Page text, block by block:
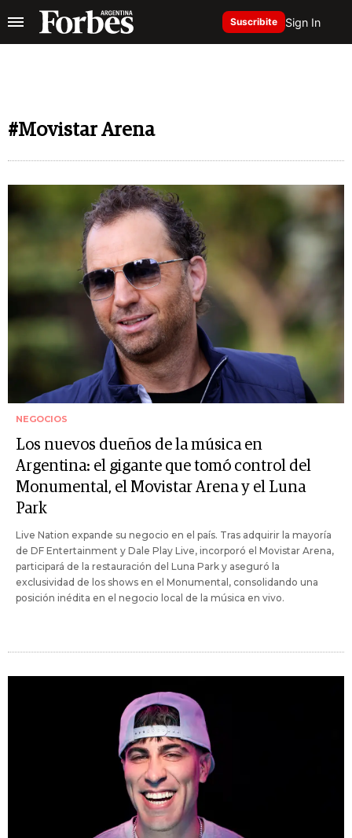
Suscribite Sign In
#Movistar Arena
NEGOCIOS
Los nuevos dueños de la música en
Argentina: el gigante que tomó control del
Monumental, el Movistar Arena y el Luna
Park
Live Nation expande su negocio en el país. Tras adquirir la mayoría
de DF Entertainment y Dale Play Live, incorporó el Movistar Arena,
participará de la restauración del Luna Park y aseguró la
exclusividad de los shows en el Monumental, consolidando una
posición inédita en el negocio local de la música en vivo.